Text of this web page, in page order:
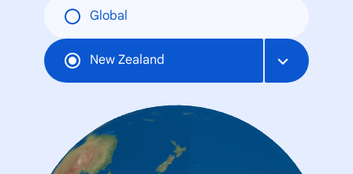
Global
New Zealand